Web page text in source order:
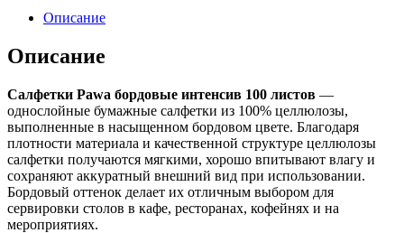
Описание
Описание
Салфетки Pawa бордовые интенсив 100 листов —
однослойные бумажные салфетки из 100% целлюлозы,
выполненные в насыщенном бордовом цвете. Благодаря
плотности материала и качественной структуре целлюлозы
салфетки получаются мягкими, хорошо впитывают влагу и
сохраняют аккуратный внешний вид при использовании.
Бордовый оттенок делает их отличным выбором для
сервировки столов в кафе, ресторанах, кофейнях и на
мероприятиях.